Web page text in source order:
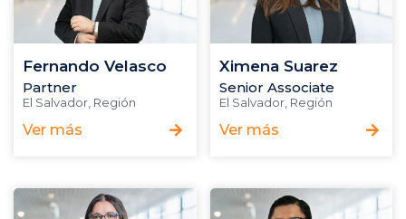
Fernando Velasco
Partner
El Salvador Región
Ver más
Ximena Suarez
Senior Associate
El Salvador, Región
Ver más